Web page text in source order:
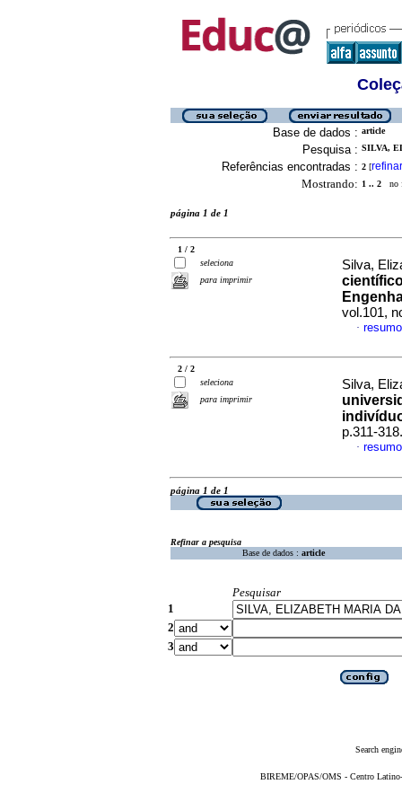
Base de dados : article
Pesquisa : SILVA,
Referências encontradas : 2 [refinar
Mostrando: 1 .. 2 no
página 1 de 1
1 / 2
seleciona
para imprimir
Silva,
vol.101,
·
2 / 2
seleciona
para imprimir
Silva,
p.311-
·
página 1 de 1
Refinar a pesquisa
Base de dados : article
Pesquisar
1
2
3
Search
BIREME/OPAS/OMS - Centro Latino-